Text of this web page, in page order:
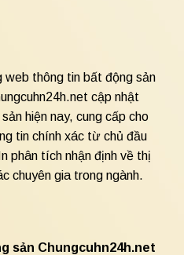
web thông tin bất động sản
cập nhật
hiện nay, cung cấp cho
tin chính xác từ chủ đầu
phân tích nhận định về thị
chuyên gia trong ngành.
sản Chungcuhn24h.net